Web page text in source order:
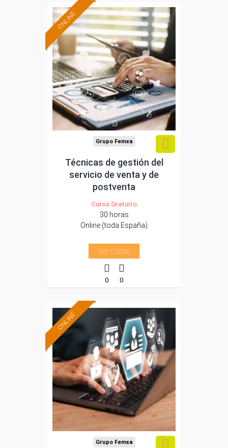
ONLINE
Formación 100%
subvencionada.
Para desempleados,
trabajadores y
autónomos.
Sector
-Comercio.
Grupo Femxa
Técnicas de gestión del
servicio de venta y de
postventa
Curso Gratuito
30 horas
Online (toda España)
Ver curso
0 0
ONLINE
Formación 100%
subvencionada.
Para desempleados,
trabajadores y
autónomos.
Sector
-Grandes Almacenes.
Grupo Femxa